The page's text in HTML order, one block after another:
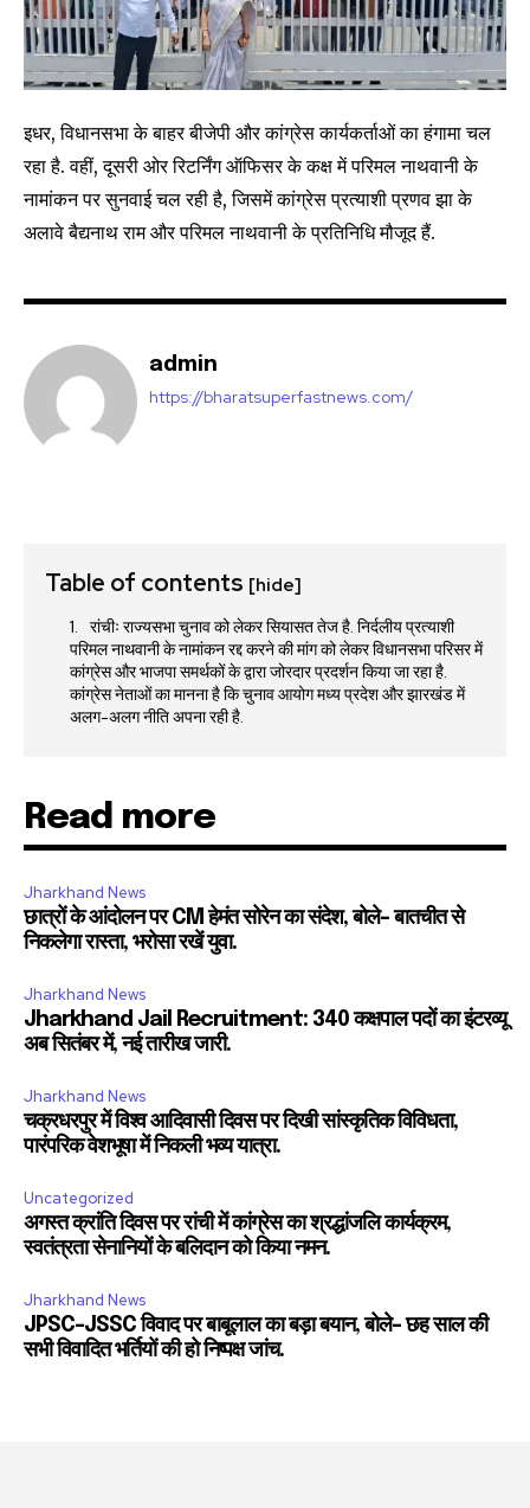
I've read and accept thePrivacy Policy
Followers Followers Followers
इधर, विधानसभा के बाहर बीजेपी और कांग्रेस कार्यकर्ताओं का हंगामा चल
रहा है. वहीं, दूसरी ओर रिटर्निंग ऑफिसर के कक्ष में परिमल नाथवानी के
नामांकन पर सुनवाई चल रही है, जिसमें कांग्रेस प्रत्याशी प्रणव झा के
अलावे बैद्यनाथ राम और परिमल नाथवानी के प्रतिनिधि मौजूद हैं.
admin
https://bharatsuperfastnews.com/
Table of contents [hide]
रांचीः राज्यसभा चुनाव को लेकर सियासत तेज है. निर्दलीय प्रत्याशी
परिमल नाथवानी के नामांकन रद्द करने की मांग को लेकर विधानसभा परिसर में
कांग्रेस और भाजपा समर्थकों के द्वारा जोरदार प्रदर्शन किया जा रहा है.
कांग्रेस नेताओं का मानना है कि चुनाव आयोग मध्य प्रदेश और झारखंड में
अलग-अलग नीति अपना रही है.
Read more
Jharkhand News
छात्रों के आंदोलन पर CM हेमंत सोरेन का संदेश, बोले- बातचीत से
निकलेगा रास्ता, भरोसा रखें युवा.
Jharkhand News
Jharkhand Jail Recruitment: 340 कक्षपाल पदों का इंटरव्यू
अब सितंबर में, नई तारीख जारी.
Jharkhand News
चक्रधरपुर में विश्व आदिवासी दिवस पर दिखी सांस्कृतिक विविधता,
पारंपरिक वेशभूषा में निकली भव्य यात्रा.
Uncategorized
अगस्त क्रांति दिवस पर रांची में कांग्रेस का श्रद्धांजलि कार्यक्रम,
स्वतंत्रता सेनानियों के बलिदान को किया नमन.
Jharkhand News
JPSC-JSSC विवाद पर बाबूलाल का बड़ा बयान, बोले- छह साल की
सभी विवादित भर्तियों की हो निष्पक्ष जांच.